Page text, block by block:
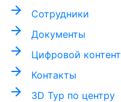
arrow_forward Сотрудники
arrow_forward Документы
arrow_forward Цифровой контент
arrow_forward Контакты
arrow_forward 3D Тур по центру